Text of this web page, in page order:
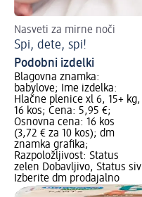
Nasveti za mirne noči
Spi, dete, spi!
Podobni izdelki
Blagovna znamka:
babylove; Ime izdelka:
Hlačne plenice xl 6, 15+ kg,
16 kos; Cena: 5,95 €;
Osnovna cena: 16 kos
(3,72 € za 10 kos); dm
znamka grafika;
Razpoložljivost: Status
zelen Dobavljivo, Status siv
Izberite dm prodajalno